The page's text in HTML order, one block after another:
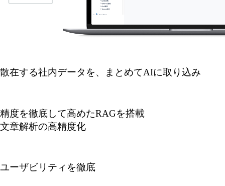
散在する社内データを、まとめてAIに取り込み
精度を徹底して高めたRAGを搭載
文章解析の高精度化
ユーザビリティを徹底